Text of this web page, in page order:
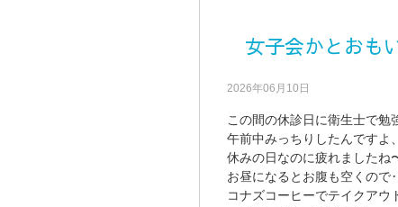
女子会かとお
2026年06月10日
この間の休診日に衛生士で勉
午前中みっちりしたんですよ
休みの日なのに疲れましたね
お昼になるとお腹も空くの
コナズコーヒーでテイクアウ